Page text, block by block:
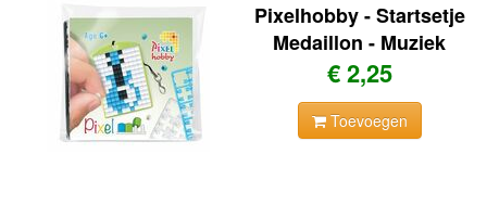
Pixelhobby - Startsetje
Medaillon - Muziek
€ 2,25
Toevoegen